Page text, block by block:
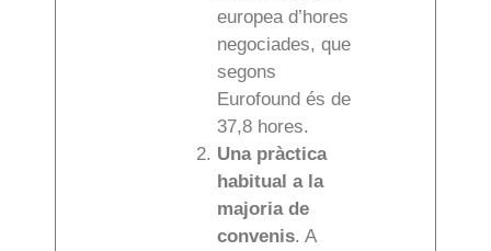
europea d’hores
negociades, que
segons
Eurofound és de
37,8 hores.
Una pràctica
habitual a la
majoria de
convenis. A